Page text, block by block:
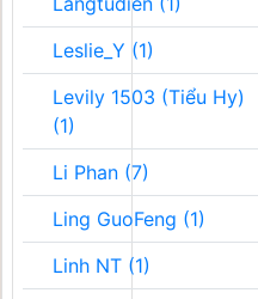
Leslie_Y (1)
Levily 1503 (Tiểu Hy)
(1)
Li Phan (7)
Ling GuoFeng (1)
Linh NT (1)